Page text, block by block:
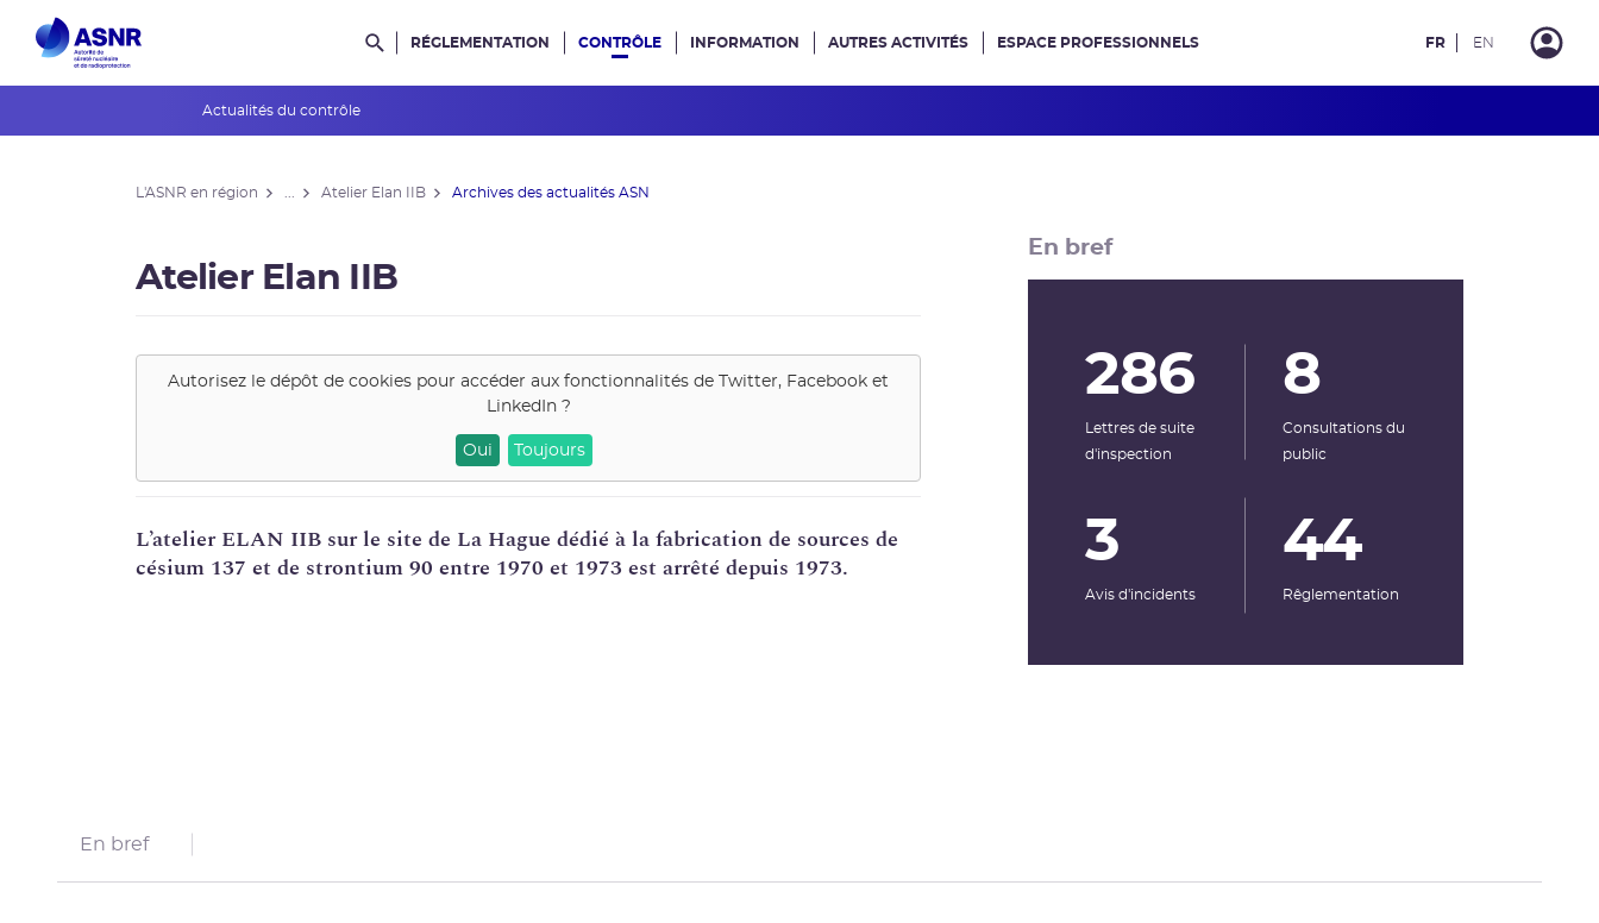
Rechercher dans le site
RÉGLEMENTATION CONTRÔLE
Actualités du contrôle
INES et ASN-SFRO
Petits Réacteurs Modulaires
Corrosion sous contrainte
INFORMATION AUTRES ACTIVITÉS ESPACE PROFESSIONNELS FR EN
L'ASNR en région Atelier Elan IIB Archives des actualités ASN
Atelier Elan IIB
Autorisez le dépôt de cookies pour accéder aux fonctionnalités de
Twitter, Facebook et
LinkedIn?
Oui Toujours
L’atelier ELAN IIB sur le site de La Hague dédié à la fabrication de sources de
césium 137 et de strontium90 entre 1970 et 1973 est arrêté depuis 1973.
En bref
286
Lettres de suite
d'inspection
8
Consultations du
public
3
Avis d'incidents
44
Rêglementation
En bref